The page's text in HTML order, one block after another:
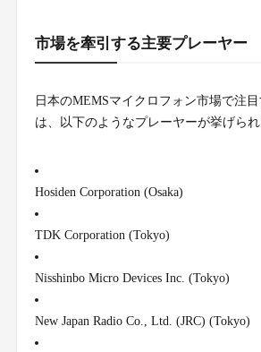
市場を牽引する主要プレーヤー
日本のMEMSマイクロフォン市場で注
は、以下のようなプレーヤーが挙げられ
Hosiden Corporation (Osaka)
TDK Corporation (Tokyo)
Nisshinbo Micro Devices Inc. (Tokyo)
New Japan Radio Co., Ltd. (JRC) (Tokyo)